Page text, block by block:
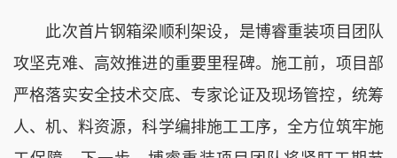
此次首片钢箱梁顺利架设，是博睿重装项目团队
攻坚克难、高效推进的重要里程碑。施工前，项目部
严格落实安全技术交底、专家论证及现场管控，统筹
人、机、料资源，科学编排施工工序，全方位筑牢施